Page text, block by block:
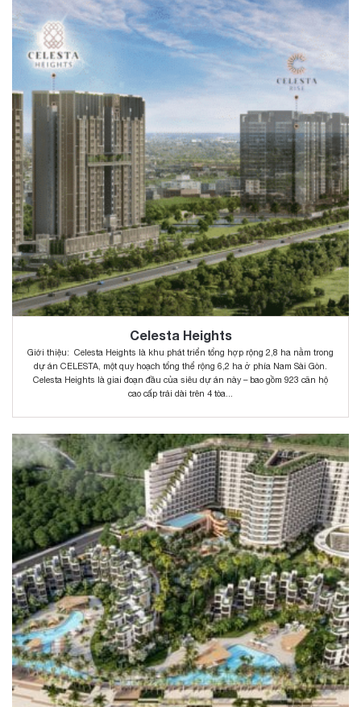
Celesta Heights
Giới thiệu: Celesta Heights là khu phát triển tổng hợp rộng 2,8 ha nằm trong
dự án CELESTA, một quy hoạch tổng thể rộng 6,2 ha ở phía Nam Sài Gòn.
Celesta Heights là giai đoạn đầu của siêu dự án này – bao gồm 923 căn hộ
cao cấp trải dài trên 4 tòa...